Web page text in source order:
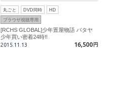
丸ごと DVD同時
HD
ブラウザ視聴専用
[RCHS GLOBAL]少年置屋物語 パタヤ
少年買い密着24時!!
2015.11.13
16,500 円